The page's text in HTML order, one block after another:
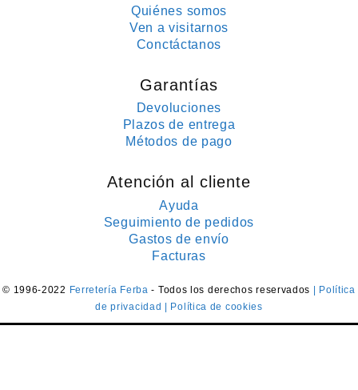
Quiénes somos
Ven a visitarnos
Conctáctanos
Garantías
Devoluciones
Plazos de entrega
Métodos de pago
Atención al cliente
Ayuda
Seguimiento de pedidos
Gastos de envío
Facturas
© 1996-2022 Ferretería Ferba- Todos los derechos reservados
| Política
de privacidad
| Política de cookies